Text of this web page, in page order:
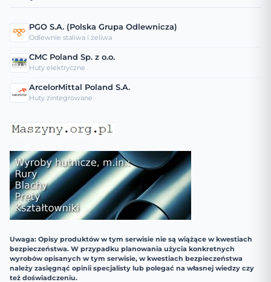
PGO S.A. (Polska Grupa Odlewnicza)
Odlewnie staliwa i żeliwa
CMC Poland Sp. z o.o.
Huty elektryczne
ArcelorMittal Poland S.A.
Huty zintegrowane
Uwaga: Opisy produktów w tym serwisie nie są wiążące w kwestiach
bezpieczeństwa. W przypadku planowania użycia konkretnych
wyrobów opisanych w tym serwisie, w kwestiach bezpieczeństwa
należy zasięgnąć opinii specjalisty lub polegać na własnej wiedzy czy
też doświadczeniu.